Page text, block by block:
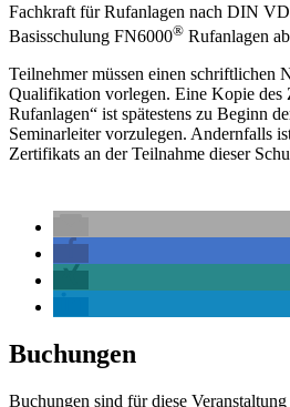
Fachkraft für Rufanlagen nach DIN
Basisschulung FN6000® Rufanlagen
Teilnehmer müssen einen schriftlichen
Qualifikation vorlegen. Eine Kopie des
Rufanlagen“ ist spätestens zu Beginn
Seminarleiter vorzulegen. Andernfalls
Zertifikats an der Teilnahme dieser
Buchungen
Buchungen sind für diese